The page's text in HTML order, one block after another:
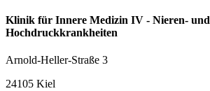
Klinik für Innere Medizin IV - Nieren- und
Hochdruckkrankheiten
Arnold-Heller-Straße 3
24105 Kiel